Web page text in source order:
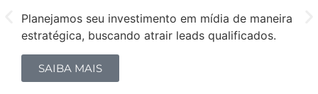
Planejamos seu investimento em mídia de maneira
estratégica, buscando atrair leads qualificados.
SAIBA MAIS